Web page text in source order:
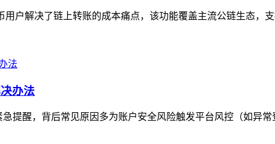
户解决了链上转账的成本痛点，该功能覆盖主流公链生态，
办法
提醒，背后常见原因多为账户安全风险触发平台风控（如异